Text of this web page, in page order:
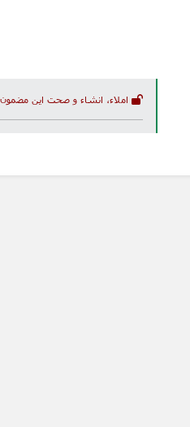
املاء، انشاء و صحت این